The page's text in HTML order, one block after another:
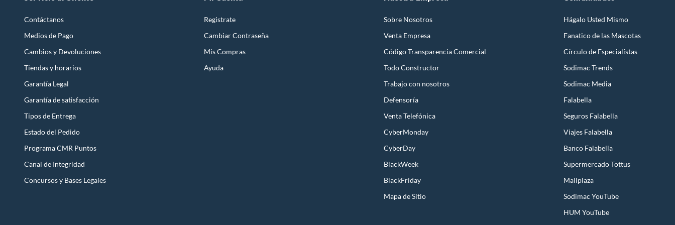
Contáctanos
Medios de Pago
Cambios y Devoluciones
Tiendas y horarios
Garantía Legal
Garantía de satisfacción
Tipos de Entrega
Estado del Pedido
Programa CMR Puntos
Canal de Integridad
Concursos y Bases Legales
Registrate
Cambiar Contraseña
Mis Compras
Ayuda
Sobre Nosotros
Venta Empresa
Código Transparencia Comercial
Todo Constructor
Trabajo con nosotros
Defensoría
Venta Telefónica
CyberMonday
CyberDay
BlackWeek
BlackFriday
Mapa de Sitio
Hágalo Usted Mismo
Fanatico de las Mascotas
Círculo de Especialístas
Sodimac Trends
Sodimac Media
Falabella
Seguros Falabella
Viajes Falabella
Banco Falabella
Supermercado Tottus
Mallplaza
Sodimac YouTube
HUM YouTube